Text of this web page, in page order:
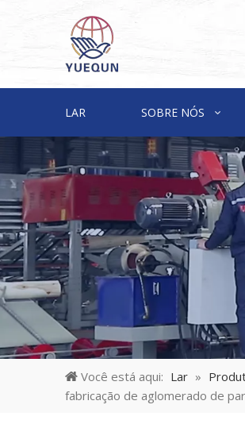
LAR SOBRE NÓS
Você está aqui: Lar »
fabricação de aglomerado de